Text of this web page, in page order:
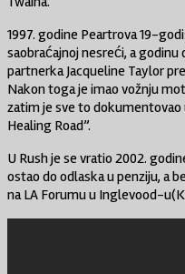
1997. godine Peartrova 19-
saobraćajnoj nesreći, a
partnerka Jacqueline Taylor
Nakon toga je imao vožnju
zatim je sve to dokumentovao
Healing Road”.
U Rush je se vratio 2002.
ostao do odlaska u penziju, a
na LA Forumu u Inglevood-